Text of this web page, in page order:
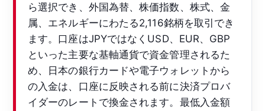
ら選択でき、外国為替、株価指数、株式、金
属、エネルギーにわたる2,116銘柄を取引でき
ます。口座はJPYではなくUSD、EUR、GBP
といった主要な基軸通貨で資金管理されるた
め、日本の銀行カードや電子ウォレットから
の入金は、口座に反映される前に決済プロバ
イダーのレートで換金されます。最低入金額